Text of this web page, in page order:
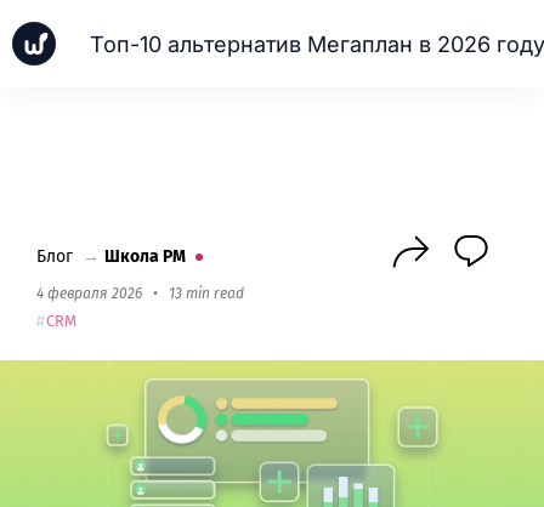
Топ-10 альтернатив Мегаплан в 2026 году
Блог → Школа PM
4 февраля 2026 • 13 min read
CRM